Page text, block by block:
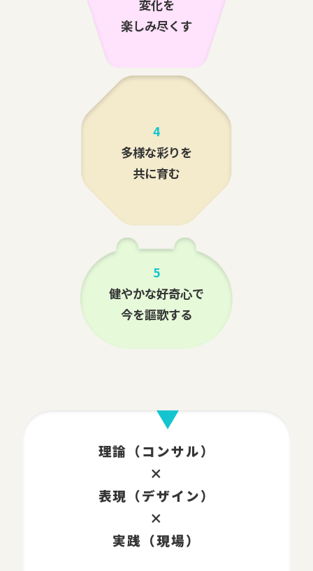
変化を
楽しみ尽くす
4
多様な彩りを
共に育む
5
健やかな好奇心で
今を謳歌する
理論（コンサル）
×
表現（デザイン）
×
実践（現場）